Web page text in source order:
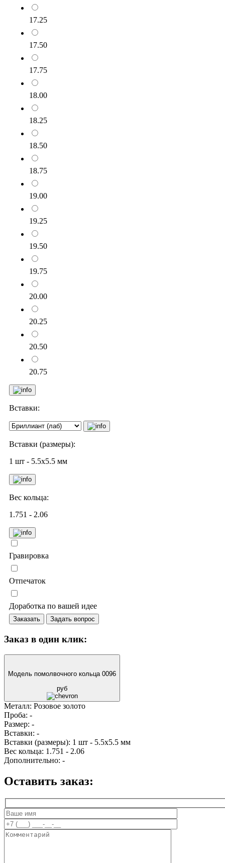
17.25
17.50
17.75
18.00
18.25
18.50
18.75
19.00
19.25
19.50
19.75
20.00
20.25
20.50
20.75
Вставки:
Вставки (размеры):
1 шт - 5.5х5.5 мм
Вес кольца:
1.751 - 2.06
Гравировка
Отпечаток
Доработка по вашей идее
Заказать Задать вопрос
Заказ в один клик:
Модель помолвочного кольца 0096
руб
Металл: Розовое золото
Проба: -
Размер: -
Вставки: -
Вставки (размеры): 1 шт - 5.5х5.5 мм
Вес кольца: 1.751 - 2.06
Дополнительно: -
Оставить заказ: